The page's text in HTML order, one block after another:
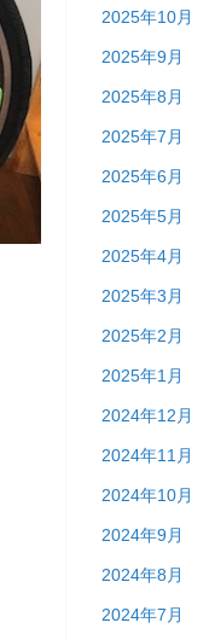
2025年10月
2025年9月
2025年8月
2025年7月
2025年6月
2025年5月
2025年4月
2025年3月
2025年2月
2025年1月
2024年12月
2024年11月
2024年10月
2024年9月
2024年8月
2024年7月